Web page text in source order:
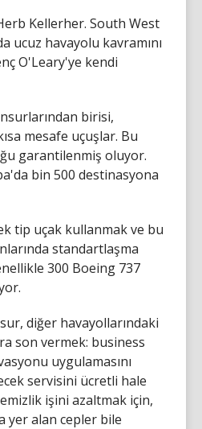
Kellerher. South West
ucuz havayolu kavramını
O'Leary'ye kendi
birisi,
mesafe uçuşlar. Bu
garantilenmiş oluyor.
bin 500 destinasyona
tip uçak kullanmak ve bu
standartlaşma
300 Boeing 737
diğer havayollarındaki
son vermek: business
uygulamasını
servisini ücretli hale
işini azaltmak için,
yer alan cepler bile